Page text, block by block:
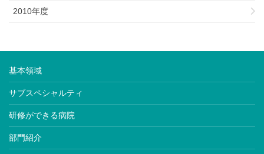
2010年度
基本領域
サブスペシャルティ
研修ができる病院
部門紹介